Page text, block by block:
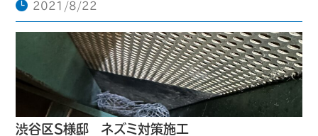
2021/8/22
渋谷区S様邸 ネズミ対策施工